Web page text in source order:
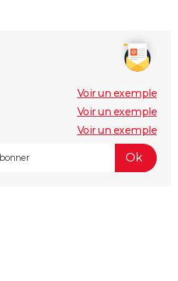
Voir un exemple
Voir un exemple
Voir un exemple